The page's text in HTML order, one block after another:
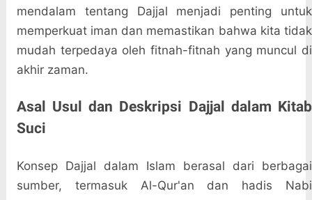
mendalam tentang Dajjal menjadi penting untuk
memperkuat iman dan memastikan bahwa kita tidak
mudah terpedaya oleh fitnah-fitnah yang muncul di
akhir zaman.
Asal Usul dan Deskripsi Dajjal dalam Kitab
Suci
Konsep Dajjal dalam Islam berasal dari berbagai
sumber, termasuk Al-Qur'an dan hadis Nabi